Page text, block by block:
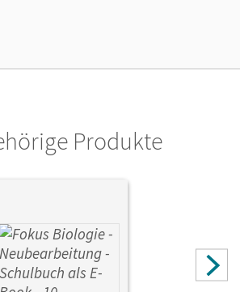
zum Print-Titel nutzen möchten.
Claudia; Grabe, Stefan;
Robert; Biernacki, Roland;
Produkte